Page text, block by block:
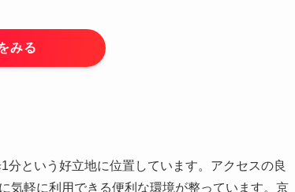
みる
という好立地に位置しています。アクセスの良
気軽に利用できる便利な環境が整っています。京